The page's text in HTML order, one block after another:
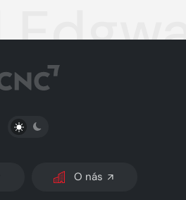
PŘEPNOUT SVĚTLÝ/TMAVÝ REŽIM
O nás